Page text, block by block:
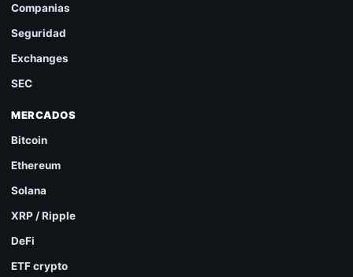
Companias
Seguridad
Exchanges
SEC
MERCADOS
Bitcoin
Ethereum
Solana
XRP / Ripple
DeFi
ETF crypto